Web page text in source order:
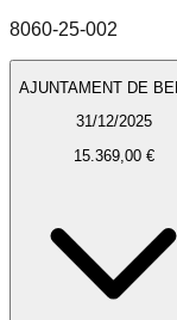
8060-25-002
AJUNTAMENT DE
31/12/2025
15.369,00 €